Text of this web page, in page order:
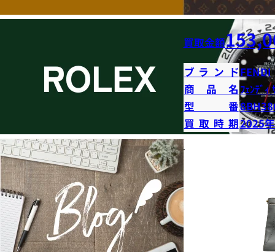
買取金額
ブランドFENDI
商品名 ﾌｪﾝﾃﾞｨ
型番
買取時期2025